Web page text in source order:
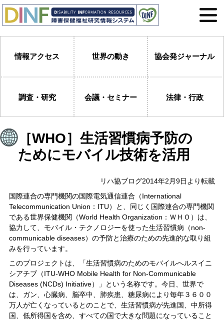
情報アクセス 世界の動き 協会発ジャーナル
調査・研究 会議・セミナー 法律・行政
［WHO］生活習慣病予防の
ためにモバイル技術を活用
リハ協ブログ2014年2月9日より転載
国際連合の専門機関の国際電気通信連合（International
Telecommunication Union：ITU）と、同じく国際連合の専門機関
である世界保健機関（World Health Organization：ＷＨＯ）は、
協力して、モバイル・テクノロジーを使った生活習慣病（non-
communicable diseases）の予防と治療のための先進的な取り組
みを行っています。
このプロジェクトは、「生活習慣病のためのモバイルへルスイニ
シアチブ（ITU-WHO Mobile Health for Non-Communicable
Diseases (NCDs) Initiative）」という名称です。今日、世界で
は、ガン、心臓病、脳卒中、肺疾患、糖尿病により毎年３６００
万人が亡くなっているとのことで、生活習慣病が先進国、中所得
国、低所得国を含め、すべての国で大きな問題になっていること